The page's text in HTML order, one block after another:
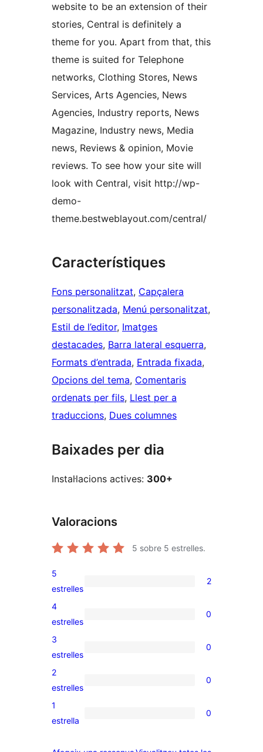
website to be an extension of their
stories, Central is definitely a
theme for you. Apart from that, this
theme is suited for Telephone
networks, Clothing Stores, News
Services, Arts Agencies, News
Agencies, Industry reports, News
Magazine, Industry news, Media
news, Reviews & opinion, Movie
reviews. To see how your site will
look with Central, visit http://wp-
demo-
theme.bestweblayout.com/central/
Característiques
Fons personalitzat, Capçalera
personalitzada, Menú personalitzat
Estil de l’editor, Imatges
destacades, Barra lateral esquerra
Formats d’entrada, Entrada fixada
Opcions del tema, Comentaris
ordenats per fils, Llest per a
traduccions, Dues columnes
Baixades per dia
Instal·lacions actives: 300+
Valoracions
5 sobre 5 estrelles.
2
valoracions
de
5
estrelles
2
0
valoracions
de
4
estrelles
0
0
valoracions
de
3
estrelles
0
0
valoracions
de
estrelles
2
estrelles
0
0
1
estrella
0